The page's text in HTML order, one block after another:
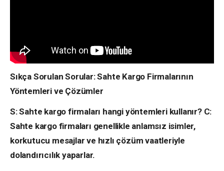
Sıkça Sorulan Sorular: Sahte Kargo Firmalarının
Yöntemleri ve Çözümler
S: Sahte kargo firmaları hangi yöntemleri kullanır? C:
Sahte kargo firmaları genellikle anlamsız isimler,
korkutucu mesajlar ve hızlı çözüm vaatleriyle
dolandırıcılık yaparlar.